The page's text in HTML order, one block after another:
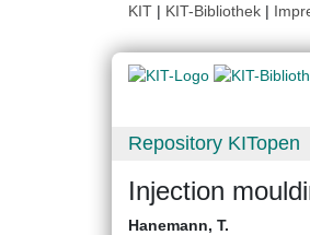
KIT | KIT-Bibliothek |
Repository KITopen
Injection
Hanemann, T.